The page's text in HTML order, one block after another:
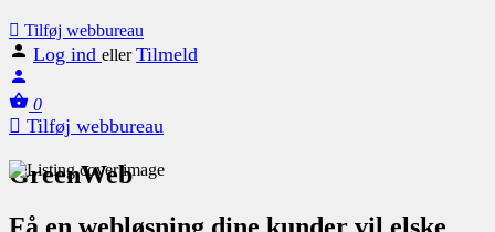
Tilføj webbureau
Log ind eller Tilmeld
0
Tilføj webbureau
GreenWeb